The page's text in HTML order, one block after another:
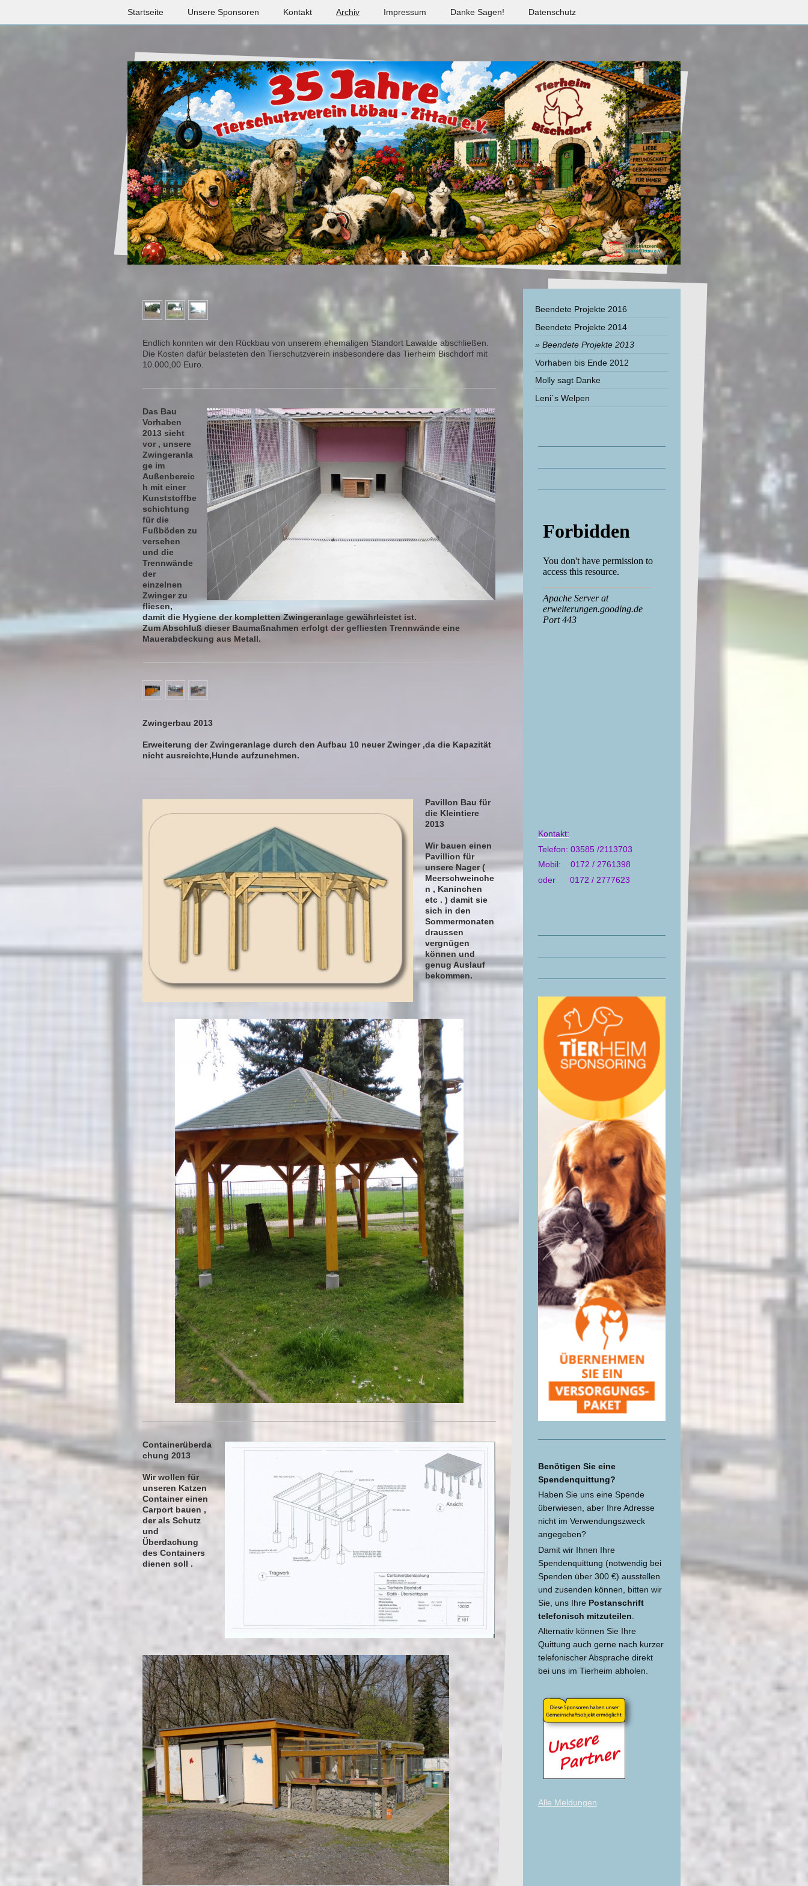
Startseite Unsere Sponsoren Kontakt Archiv Impressum Danke Sagen! Datenschutz
Endlich konnten wir den Rückbau von unserem ehemaligen Standort Lawalde abschließen.
Die Kosten dafür belasteten den Tierschutzverein insbesondere das Tierheim Bischdorf mit
10.000,00 Euro.
Das Bau
Vorhaben
2013 sieht
vor , unsere
Zwingeranla
ge im
Außenbereic
h mit einer
Kunststoffbe
schichtung
für die
Fußböden zu
versehen
und die
Trennwände
der
einzelnen
Zwinger zu
fliesen,
damit die Hygiene der kompletten Zwingeranlage gewährleistet ist.
Zum Abschluß dieser Baumaßnahmen erfolgt der gefliesten Trennwände eine
Mauerabdeckung aus Metall.
Zwingerbau 2013
Erweiterung der Zwingeranlage durch den Aufbau 10 neuer Zwinger ,da die Kapazität
nicht ausreichte,Hunde aufzunehmen.
Pavillon Bau für
die Kleintiere
2013
Wir bauen einen
Pavillion für
unsere Nager (
Meerschweinche
n , Kaninchen
etc . ) damit sie
sich in den
Sommermonaten
draussen
vergnügen
können und
genug Auslauf
bekommen.
Containerüberda
chung 2013
Wir wollen für
unseren Katzen
Container einen
Carport bauen ,
der als Schutz
und
Überdachung
des Containers
dienen soll .
Beendete Projekte 2016
Beendete Projekte 2014
Beendete Projekte 2013
Vorhaben bis Ende 2012
Molly sagt Danke
Leni´s Welpen
Kontakt:
Telefon: 03585 /2113703
Mobil: 0172 / 2761398
oder 0172 / 2777623
Benötigen Sie eine
Spendenquittung?
Haben Sie uns eine Spende
überwiesen, aber Ihre Adresse
nicht im Verwendungszweck
angegeben?
Damit wir Ihnen Ihre
Spendenquittung (notwendig bei
Spenden über 300 €) ausstellen
und zusenden können, bitten wir
Sie, uns Ihre Postanschrift
telefonisch mitzuteilen
Alternativ können Sie Ihre
Quittung auch gerne nach kurzer
telefonischer Absprache direkt
bei uns im Tierheim abholen.
Alle Meldungen